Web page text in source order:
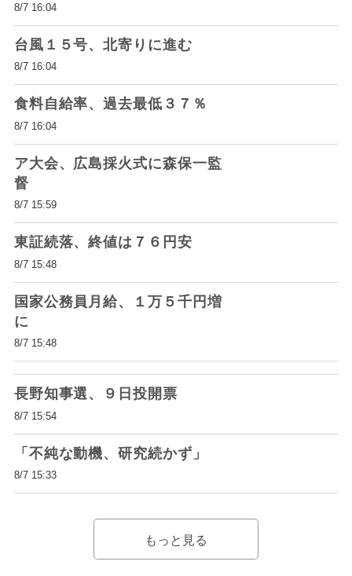
8/7 16:04
台風１５号、北寄りに進む
8/7 16:04
食料自給率、過去最低３７％
8/7 16:04
ア大会、広島採火式に森保一監
督
8/7 15:59
東証続落、終値は７６円安
8/7 15:48
国家公務員月給、１万５千円増
に
8/7 15:48
長野知事選、９日投開票
8/7 15:54
「不純な動機、研究続かず」
8/7 15:33
もっと見る